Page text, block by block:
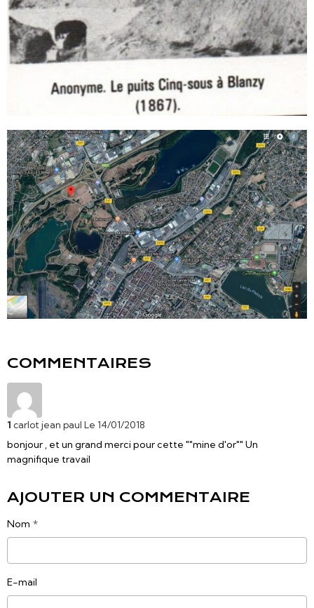
COMMENTAIRES
1 carlot jean paul Le 14/01/2018
bonjour , et un grand merci pour cette ""mine d'or"" Un
magnifique travail
AJOUTER UN COMMENTAIRE
Nom
E-mail